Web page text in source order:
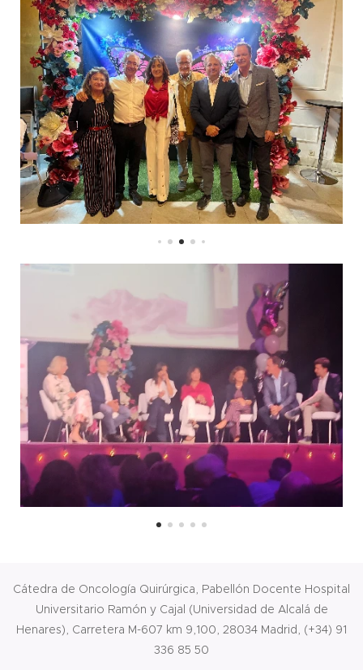
Cátedra de Oncología Quirúrgica, Pabellón Docente Hospital
Universitario Ramón y Cajal (Universidad de Alcalá de
Henares), Carretera M-607 km 9,100, 28034 Madrid, (+34) 91
336 85 50